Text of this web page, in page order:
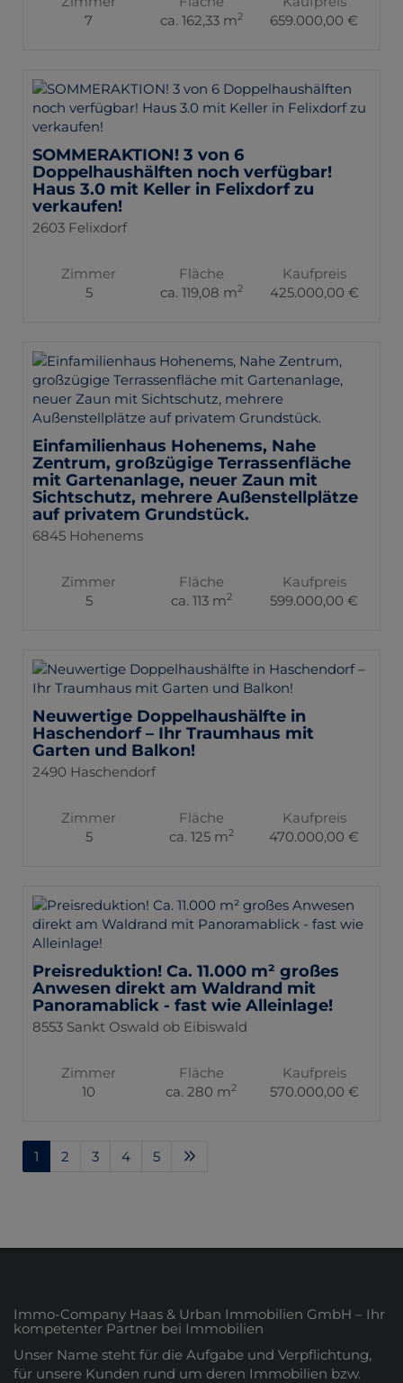
7
ca. 162,33 m2
659.000,00 €
SOMMERAKTION! 3 von 6
Doppelhaushälften noch verfügbar!
Haus 3.0 mit Keller in Felixdorf zu
verkaufen!
2603 Felixdorf
Zimmer
5
Fläche
ca. 119,08 m2
Kaufpreis
425.000,00 €
Einfamilienhaus Hohenems, Nahe
Zentrum, großzügige Terrassenfläche
mit Gartenanlage, neuer Zaun mit
Sichtschutz, mehrere Außenstellplätze
auf privatem Grundstück.
6845 Hohenems
Zimmer
5
Fläche
ca. 113 m2
Kaufpreis
599.000,00 €
Neuwertige Doppelhaushälfte in
Haschendorf – Ihr Traumhaus mit
Garten und Balkon!
2490 Haschendorf
Zimmer
5
Fläche
ca. 125 m2
Kaufpreis
470.000,00 €
Preisreduktion! Ca. 11.000 m² großes
Anwesen direkt am Waldrand mit
Panoramablick - fast wie Alleinlage!
8553 Sankt Oswald ob Eibiswald
Zimmer
10
Fläche
ca. 280 m2
Kaufpreis
570.000,00 €
1 2 3 4 5
Immo-Company Haas & Urban Immobilien GmbH – Ihr
kompetenter Partner bei Immobilien
Unser Name steht für die Aufgabe und Verpflichtung,
für unsere Kunden rund um deren Immobilien bzw.